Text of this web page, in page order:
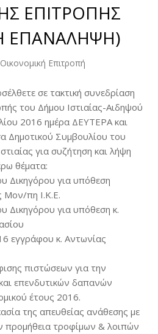
ΕΠΙΤΡΟΠΗΣ
ΕΠΑΝΑΛΗΨΗ)
Οικονομική Επιτροπή
σε τακτική συνεδρίαση
του Δήμου Ιστιαίας-Αιδηψού
2016 ημέρα ΔΕΥΤΕΡΑ και
Δημοτικού Συμβουλίου του
για συζήτηση και λήψη
θέματα:
Δικηγόρου για υπόθεση
Μον/πη Ι.Κ.Ε.
Δικηγόρου για υπόθεση κ.
εγγράφου κ. Αντωνίας
πιστώσεων για την
επενδυτικών δαπανών
έτους 2016.
της απευθείας ανάθεσης με
προμήθεια τροφίμων & λοιπών